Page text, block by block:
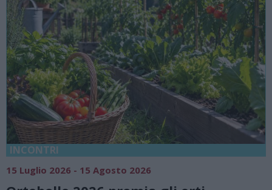
18 Luglio 2026 - 15 Agosto 2026
Vivi l’estate a Villa Fogazzaro